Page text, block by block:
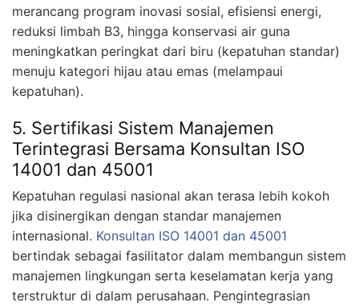
merancang program inovasi sosial, efisiensi energi,
reduksi limbah B3, hingga konservasi air guna
meningkatkan peringkat dari biru (kepatuhan standar)
menuju kategori hijau atau emas (melampaui
kepatuhan).
5. Sertifikasi Sistem Manajemen
Terintegrasi Bersama Konsultan ISO
14001 dan 45001
Kepatuhan regulasi nasional akan terasa lebih kokoh
jika disinergikan dengan standar manajemen
internasional. Konsultan ISO 14001 dan 45001
bertindak sebagai fasilitator dalam membangun sistem
manajemen lingkungan serta keselamatan kerja yang
terstruktur di dalam perusahaan. Pengintegrasian